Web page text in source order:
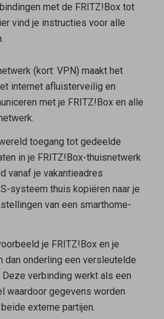
met de FRITZ!Box tot
vind je instructies voor alle
(kort: VPN) maakt het
internet afluisterveilig en
met je FRITZ!Box en alle
toegang tot gedeelde
in je FRITZ!Box-thuisnetwerk
vanaf je vakantieadres
systeem thuis kopiëren naar je
van een smarthome-
je FRITZ!Box en je
dan onderling een versleutelde
verbinding werkt als een
waardoor gegevens worden
externe partijen.